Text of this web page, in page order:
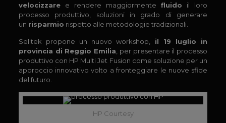
velocizzaree rendere maggiormentefluido il loro
processo produttivo, soluzioni in grado di generare
un risparmio rispetto alle metodologie tradizionali.
Selltek propone un nuovo workshop,
il 19 luglio in
provincia di Reggio Emilia , per presentare il processo
produttivo con HP Multi Jet Fusion come soluzione per un
approccio innovativo volto a fronteggiare le nuove sfide
del futuro.
HP Courtesy